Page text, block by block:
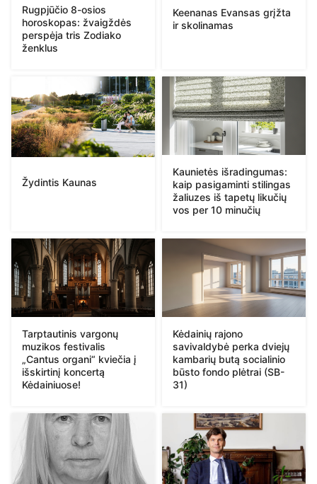
Rugpjūčio 8-osios
horoskopas: žvaigždės
perspėja tris Zodiako
ženklus
Keenanas Evansas grįžta
ir skolinamas
Žydintis Kaunas
Kaunietės išradingumas:
kaip pasigaminti stilingas
žaliuzes iš tapetų likučių
vos per 10 minučių
Tarptautinis vargonų
muzikos festivalis
„Cantus organi“ kviečia į
išskirtinį koncertą
Kėdainiuose!
Kėdainių rajono
savivaldybė perka dviejų
kambarių butą socialinio
būsto fondo plėtrai (SB-
31)